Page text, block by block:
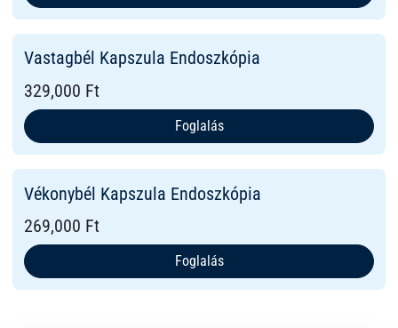
Vastagbél Kapszula Endoszkópia
329,000 Ft
Foglalás
Vékonybél Kapszula Endoszkópia
269,000 Ft
Foglalás